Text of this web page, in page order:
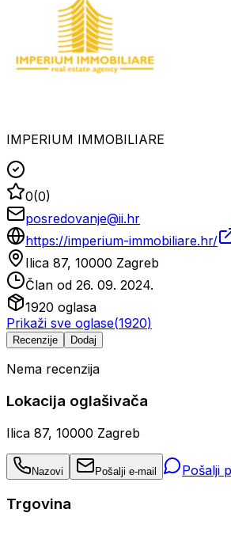
IMPERIUM IMMOBILIARE
0(0)
posredovanje@ii.hr
https://imperium-immobiliare.hr/
Ilica 87, 10000 Zagreb
Član od 26. 09. 2024.
1920 oglasa
Prikaži sve oglase(1920)
Recenzije Dodaj
Nema recenzija
Lokacija oglašivača
Ilica 87, 10000 Zagreb
Nazovi Pošalji e-mail Pošalji
Trgovina